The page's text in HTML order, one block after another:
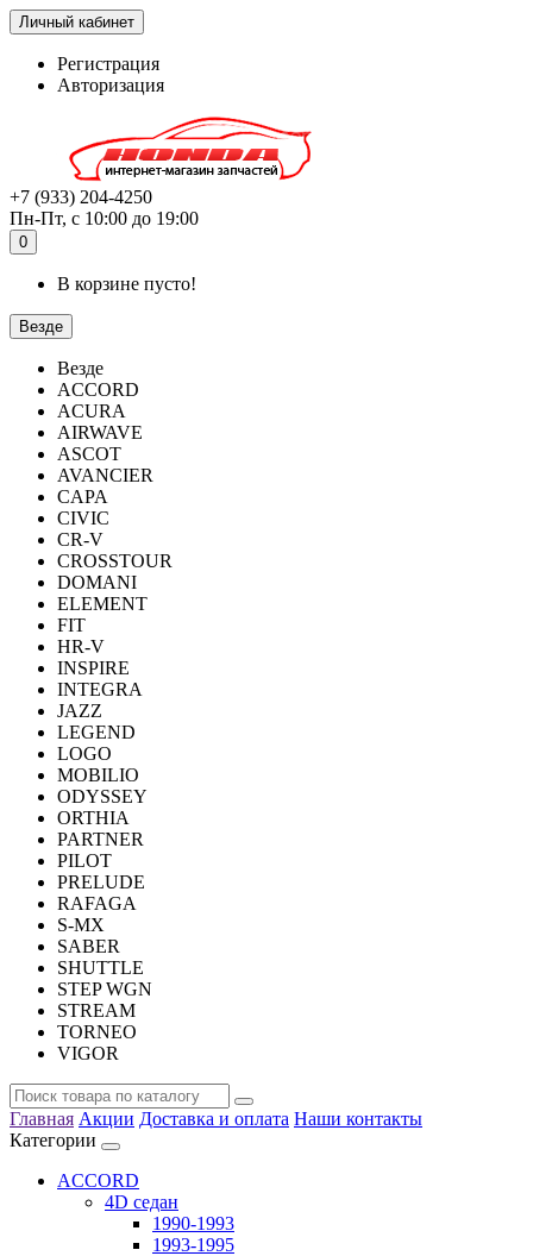
Личный кабинет
Регистрация
Авторизация
+7 (933) 204-4250
Пн-Пт, с 10:00 до 19:00
0
В корзине пусто!
Везде
Везде
ACCORD
ACURA
AIRWAVE
ASCOT
AVANCIER
CAPA
CIVIC
CR-V
CROSSTOUR
DOMANI
ELEMENT
FIT
HR-V
INSPIRE
INTEGRA
JAZZ
LEGEND
LOGO
MOBILIO
ODYSSEY
ORTHIA
PARTNER
PILOT
PRELUDE
RAFAGA
S-MX
SABER
SHUTTLE
STEP WGN
STREAM
TORNEO
VIGOR
Главная Акции Доставка и оплата Наши контакты
Категории
ACCORD
4D седан
1990-1993
1993-1995